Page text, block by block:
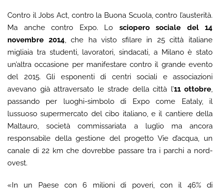
Contro il Jobs Act, contro la Buona Scuola, contro l’austerità.
Ma anche contro Expo. Lo sciopero sociale del 14
novembre 2014, che ha visto sfilare in 25 città italiane
migliaia tra studenti, lavoratori, sindacati, a Milano è stato
un’altra occasione per manifestare contro il grande evento
del 2015. Gli esponenti di centri sociali e associazioni
avevano già attraversato le strade della città l’11 ottobre,
passando per luoghi-simbolo di Expo come Eataly, il
lussuoso supermercato del cibo italiano, e il cantiere della
Maltauro, società commissariata a luglio ma ancora
responsabile della gestione del progetto Vie d’acqua, un
canale di 22 km che dovrebbe passare tra i parchi a nord-
ovest.
«In un Paese con 6 milioni di poveri, con il 46% di